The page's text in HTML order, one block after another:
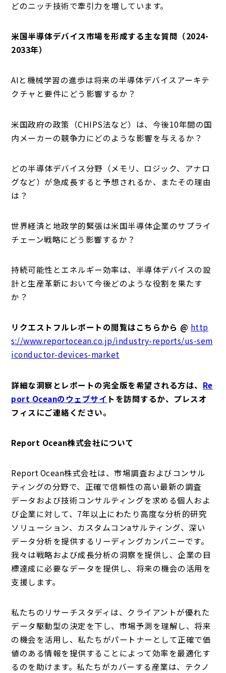
どのニッチ技術で牽引力を増しています。
米国半導体デバイス市場を形成する主な質問（2024-
2033年）
AIと機械学習の進歩は将来の半導体デバイスアーキテ
クチャと要件にどう影響するか？
米国政府の政策（CHIPS法など）は、今後10年間の国
内メーカーの競争力にどのような影響を与えるか？
どの半導体デバイス分野（メモリ、ロジック、アナロ
グなど）が急成長すると予想されるか、またその理由
は？
世界経済と地政学的緊張は米国半導体企業のサプライ
チェーン戦略にどう影響するか？
持続可能性とエネルギー効率は、半導体デバイスの設
計と生産革新において今後どのような役割を果たす
か？
リクエストフルレポートの閲覧はこちらから @ http
s://www.reportocean.co.jp/industry-reports/us-sem
iconductor-devices-market
詳細な洞察とレポートの完全版を希望される方は、 Re
port Oceanのウェブサイ トを訪問するか、プレスオ
フィスにご連絡ください。
Report Ocean株式会社について
Report Ocean株式会社は、市場調査およびコンサル
ティングの分野で、正確で信頼性の高い最新の調査
データおよび技術コンサルティングを求める個人およ
び企業に対して、7年以上にわたり高度な分析的研究
ソリューション、カスタムコンaサルティング、深い
データ分析を提供するリーディングカンパニーです。
我々は戦略および成長分析の洞察を提供し、企業の目
標達成に必要なデータを提供し、将来の機会の活用を
支援します。
私たちのリサーチスタディは、クライアントが優れた
データ駆動型の決定を下し、市場予測を理解し、将来
の機会を活用し、私たちがパートナーとして正確で価
値のある情報を提供することによって効率を最適化す
るのを助けます。私たちがカバーする産業は、テクノ